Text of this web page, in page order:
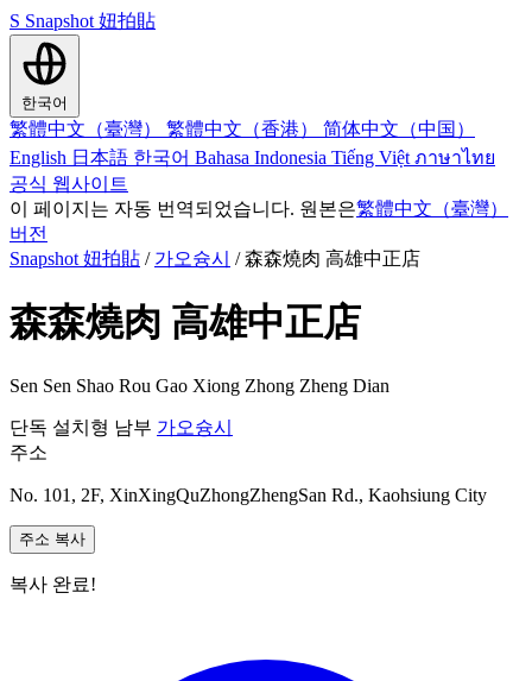
S Snapshot 妞拍貼
한국어
繁體中文（臺灣） 繁體中文（香港） 简体中文（中国）
English 日本語 한국어 Bahasa Indonesia Tiếng Việt ภาษาไทย
공식 웹사이트
이 페이지는 자동 번역되었습니다. 원본은繁體中文（臺灣）
버전
Snapshot 妞拍貼 / 가오슝시 / 森森燒肉 高雄中正店
森森燒肉 高雄中正店
Sen Sen Shao Rou Gao Xiong Zhong Zheng Dian
단독 설치형 남부 가오슝시
주소
No. 101, 2F, XinXingQuZhongZhengSan Rd., Kaohsiung City
주소 복사
복사 완료!